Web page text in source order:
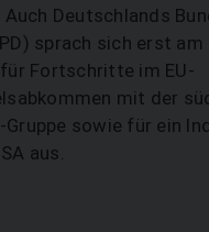
Deutschlands
sprach sich erst
Fortschritte im EU-
mit der
Gruppe sowie für ein
aus.